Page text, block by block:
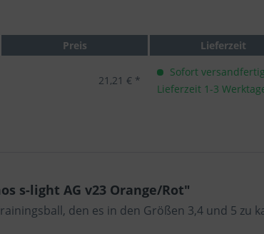
Preis Lieferzeit
21,21 € *
Sofort
Lieferzeit 1-3
s-light AG v23 Orange/Rot"
den es in den Größen 3,4 und 5 zu